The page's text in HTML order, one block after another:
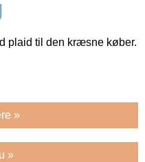
plaid til den kræsne køber.
»
»